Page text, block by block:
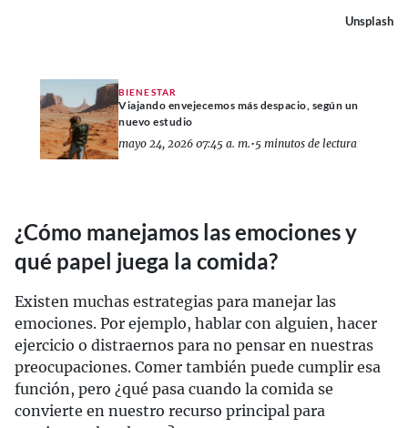
Unsplash
BIENESTAR
Viajando envejecemos más despacio, según un
nuevo estudio
mayo 24, 2026 07:45 a. m.•5 minutos de lectura
¿Cómo manejamos las emociones y
qué papel juega la comida?
Existen muchas estrategias para manejar las
emociones. Por ejemplo, hablar con alguien, hacer
ejercicio o distraernos para no pensar en nuestras
preocupaciones. Comer también puede cumplir esa
función, pero ¿qué pasa cuando la comida se
convierte en nuestro recurso principal para